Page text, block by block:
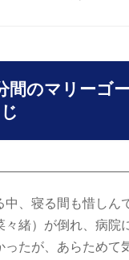
間のマリーゴ
中、寝る間も惜しん
緒）が倒れ、病院
ったが、あらためて